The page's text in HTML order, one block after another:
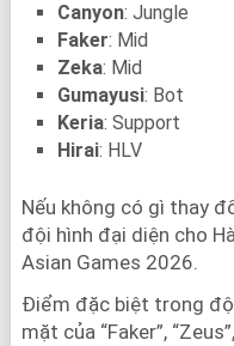
Canyon: Jungle ⁠
Faker: Mid ⁠
Zeka: Mid ⁠
Gumayusi: Bot ⁠
Keria: Support ⁠
Hirai: HLV
Nếu không có gì thay
đội hình đại diện cho
Asian Games 2026.
Điểm đặc biệt trong
mặt của “Faker”,